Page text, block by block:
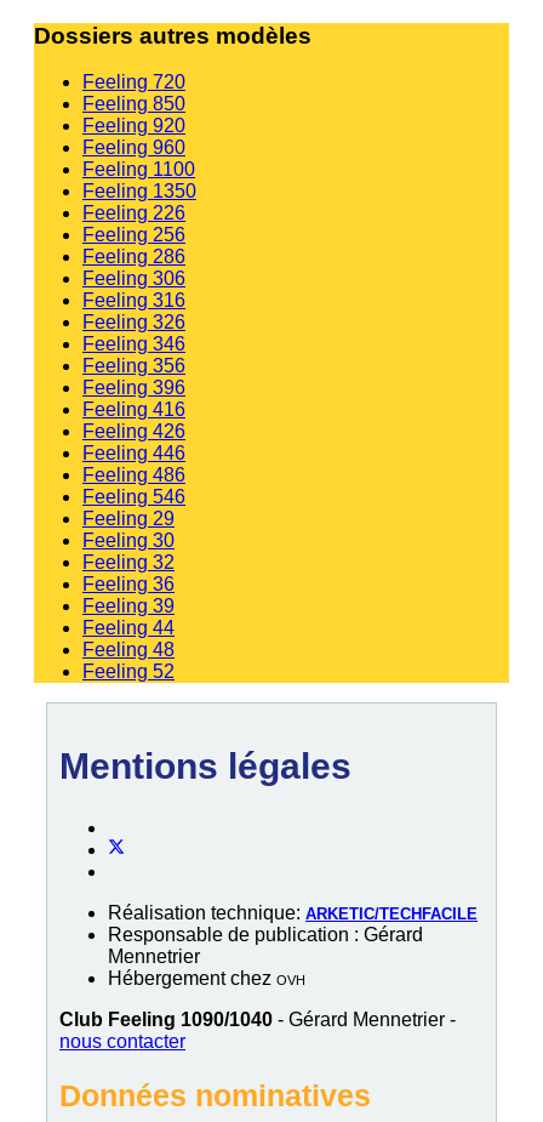
Dossiers autres modèles
Feeling 720
Feeling 850
Feeling 920
Feeling 960
Feeling 1100
Feeling 1350
Feeling 226
Feeling 256
Feeling 286
Feeling 306
Feeling 316
Feeling 326
Feeling 346
Feeling 356
Feeling 396
Feeling 416
Feeling 426
Feeling 446
Feeling 486
Feeling 546
Feeling 29
Feeling 30
Feeling 32
Feeling 36
Feeling 39
Feeling 44
Feeling 48
Feeling 52
Mentions légales
Réalisation technique: ARKETIC/TECHFACILE
Responsable de publication : Gérard
Mennetrier
Hébergement chez OVH
Club Feeling 1090/1040 - Gérard Mennetrier -
nous contacter
Données nominatives